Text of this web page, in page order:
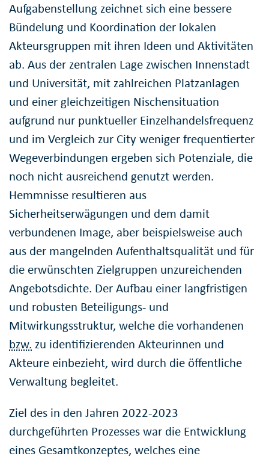
Aufgabenstellung zeichnet sich eine bessere
Bündelung und Koordination der lokalen
Akteursgruppen mit ihren Ideen und Aktivitäten
ab. Aus der zentralen Lage zwischen Innenstadt
und Universität, mit zahlreichen Platzanlagen
und einer gleichzeitigen Nischensituation
aufgrund nur punktueller Einzelhandelsfrequenz
und im Vergleich zur City weniger frequentierter
Wegeverbindungen ergeben sich Potenziale, die
noch nicht ausreichend genutzt werden.
Hemmnisse resultieren aus
Sicherheitserwägungen und dem damit
verbundenen Image, aber beispielsweise auch
aus der mangelnden Aufenthaltsqualität und für
die erwünschten Zielgruppen unzureichenden
Angebotsdichte. Der Aufbau einer langfristigen
und robusten Beteiligungs- und
Mitwirkungsstruktur, welche die vorhandenen
bzw. zu identifizierenden Akteurinnen und
Akteure einbezieht, wird durch die öffentliche
Verwaltung begleitet.
Ziel des in den Jahren 2022-2023
durchgeführten Prozesses war die Entwicklung
eines Gesamtkonzeptes, welches eine